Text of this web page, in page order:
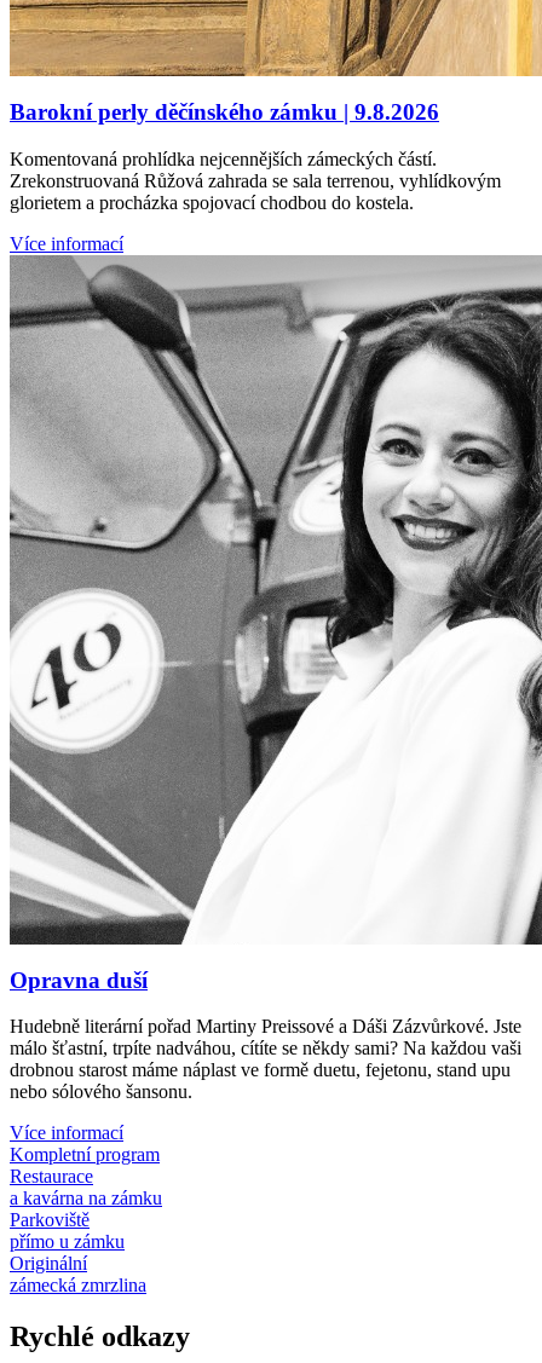
Barokní perly děčínského zámku | 9.8.2026
Komentovaná prohlídka nejcennějších zámeckých částí.
Zrekonstruovaná Růžová zahrada se sala terrenou, vyhlídkovým
glorietem a procházka spojovací chodbou do kostela.
Více informací
Opravna duší
Hudebně literární pořad Martiny Preissové a Dáši Zázvůrkové. Jste
málo šťastní, trpíte nadváhou, cítíte se někdy sami? Na každou vaši
drobnou starost máme náplast ve formě duetu, fejetonu, stand upu
nebo sólového šansonu.
Více informací
Kompletní program
Restaurace
a kavárna na zámku
Parkoviště
přímo u zámku
Originální
zámecká zmrzlina
Rychlé odkazy